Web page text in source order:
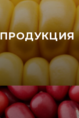
ПРОДУКЦИЯ